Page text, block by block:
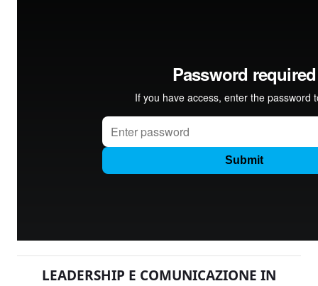
LEADERSHIP E COMUNICAZIONE IN